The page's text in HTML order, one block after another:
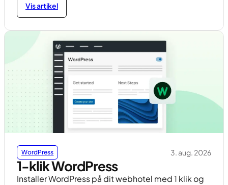
Vis artikel
WordPress 3. aug. 2026
1-klik WordPress
Installer WordPress på dit webhotel med 1 klik og